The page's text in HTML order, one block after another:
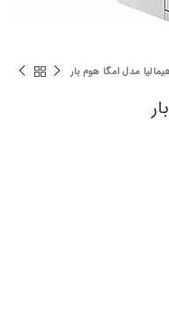
مدل امگا هوم بار